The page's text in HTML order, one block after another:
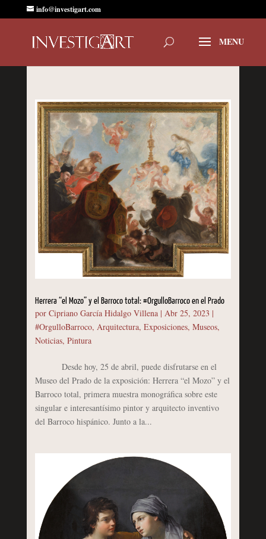
info@investigart.com
Herrera “el Mozo” y el Barroco total: #OrgulloBarroco en el Prado
por Cipriano García Hidalgo Villena| Abr 25, 2023 |
#OrgulloBarroco, Arquitectura, Exposiciones, Museos,
Noticias, Pintura
Desde hoy, 25 de abril, puede disfrutarse en el
Museo del Prado de la exposición: Herrera “el Mozo” y el
Barroco total, primera muestra monográfica sobre este
singular e interesantísimo pintor y arquitecto inventivo
del Barroco hispánico. Junto a la...